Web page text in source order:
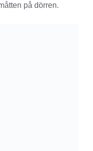
på dörren.